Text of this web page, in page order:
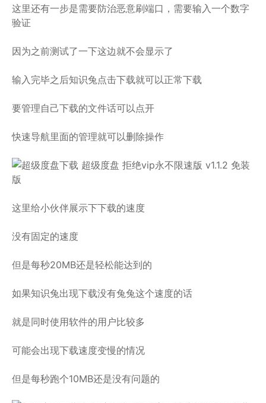
这里还有一步是需要防治恶意刷端口，需要输入一个数字
验证
因为之前测试了一下这边就不会显示了
输入完毕之后知识兔点击下载就可以正常下载
要管理自己下载的文件话可以点开
快速导航里面的管理就可以删除操作
这里给小伙伴展示下下载的速度
没有固定的速度
但是每秒20MB还是轻松能达到的
如果知识兔出现下载没有兔兔这个速度的话
就是同时使用软件的用户比较多
可能会出现下载速度变慢的情况
但是每秒跑个10MB还是没有问题的